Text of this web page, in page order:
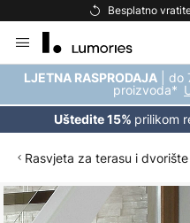
Besplatno
to
Content
LJETNA RASPRODAJA | do
proizvoda*
Uštedite 15% prilikom
Rasvjeta za terasu i dvorište
Skip
to